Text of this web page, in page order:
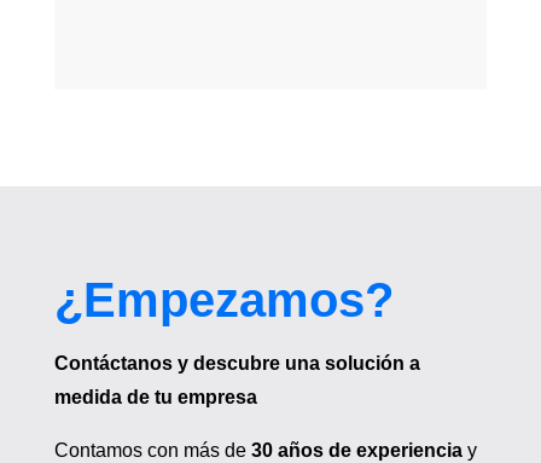
¿Empezamos?
Contáctanos y descubre una solución a
medida de tu empresa
Contamos con más de 30 años de experienciay